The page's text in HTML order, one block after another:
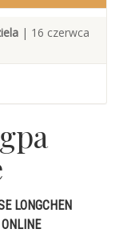
| 16 czerwca
LONGCHEN